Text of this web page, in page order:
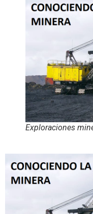
Exploraciones